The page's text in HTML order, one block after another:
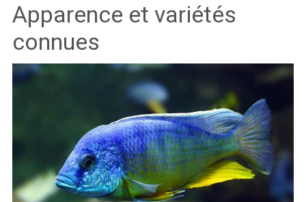
Apparence et variétés
connues